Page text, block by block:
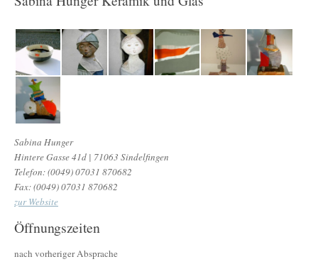
Sabina Hunger
Hintere Gasse 41d | 71063 Sindelfingen
Telefon: (0049) 07031 870682
Fax: (0049) 07031 870682
zur Website
Öffnungszeiten
nach vorheriger Absprache